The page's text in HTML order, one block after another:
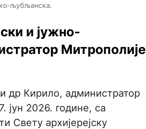
љубљанска.
и јужно-
Митрополије
др Кирило, администратор
јун 2026. године, са
Свету архијерејску